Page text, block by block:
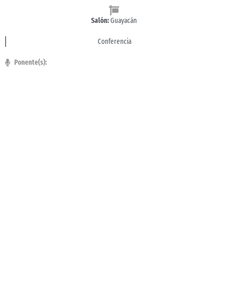
Salón:Guayacán
Conferencia
Ponente(s):